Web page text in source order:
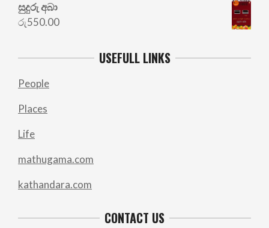
සුදුරු අබා
රු550.00
USEFULL LINKS
People
Places
Life
mathugama.com
kathandara.com
CONTACT US